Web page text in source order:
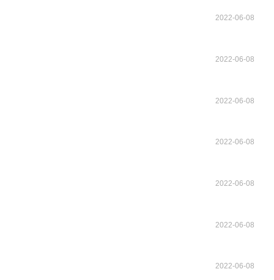
2022-06-08
2022-06-08
2022-06-08
2022-06-08
2022-06-08
2022-06-08
2022-06-08